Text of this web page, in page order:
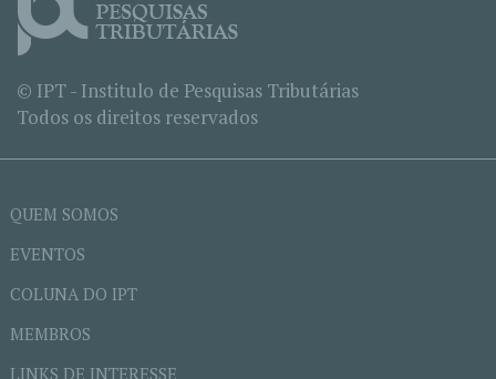
© IPT - Institulo de Pesquisas Tributárias
Todos os direitos reservados
QUEM SOMOS
EVENTOS
COLUNA DO IPT
MEMBROS
LINKS DE INTERESSE